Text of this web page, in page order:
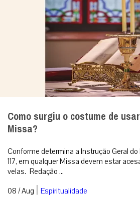
Como surgiu o costume de
Missa?
Conforme determina a Instrução Geral
117, em qualquer Missa devem estar
velas. Redação ...
08 / Aug | Espiritualidade